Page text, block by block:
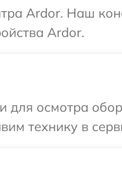
Ardor. Наш
Ardor.
осмотра
технику в